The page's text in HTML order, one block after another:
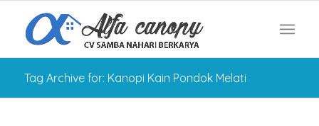
Tag Archive for: Kanopi Kain Pondok Melati